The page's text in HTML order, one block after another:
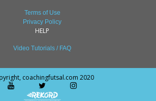
Terms of Use
Privacy Policy
HELP
Video Tutorials / FAQ
coachingfutsal.com 2020